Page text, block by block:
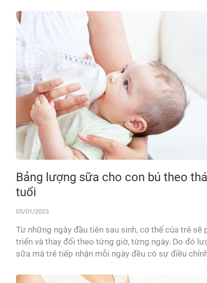
MamanBébé tìm hiểu Top 5 kem dưỡng ẩm cho bé
nhé! 1...
Bảng lượng sữa cho con bú theo
tuổi
05/01/2023
Từ những ngày đầu tiên sau sinh, cơ thể của trẻ sẽ
triển và thay đổi theo từng giờ, từng ngày. Do đó
sữa mà trẻ tiếp nhận mỗi ngày đều có sự điều
ra bảng lượng sữa chuẩn từng giai đoạn cho các bà